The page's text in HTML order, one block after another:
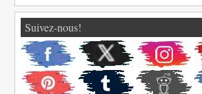
Suivez-nous!